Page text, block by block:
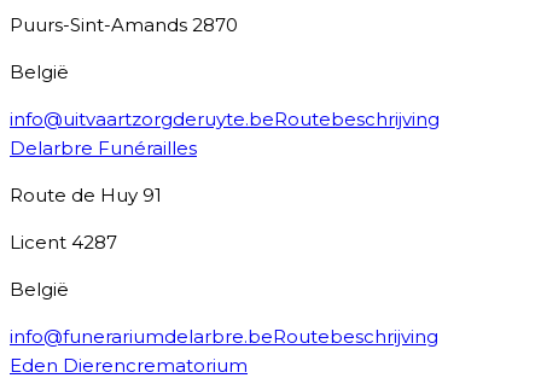
Puurs-Sint-Amands 2870
België
info@uitvaartzorgderuyte.beRoutebeschrijving
Delarbre Funérailles
Route de Huy 91
Licent 4287
België
info@funerariumdelarbre.beRoutebeschrijving
Eden Dierencrematorium